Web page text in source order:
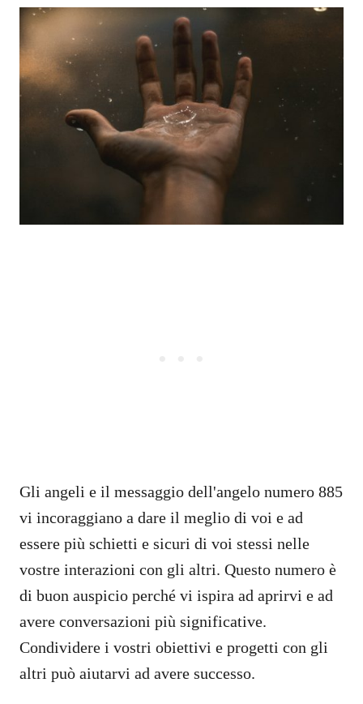
Gli angeli e il messaggio dell'angelo numero 885
vi incoraggiano a dare il meglio di voi e ad
essere più schietti e sicuri di voi stessi nelle
vostre interazioni con gli altri. Questo numero è
di buon auspicio perché vi ispira ad aprirvi e ad
avere conversazioni più significative.
Condividere i vostri obiettivi e progetti con gli
altri può aiutarvi ad avere successo.